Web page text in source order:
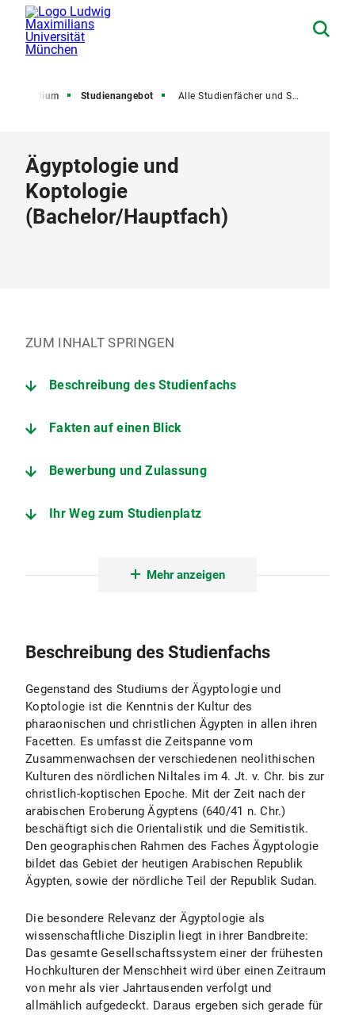
Studium Studienangebot Alle Studienfächer und Studiengänge
Ägyptologie und
Koptologie
(Bachelor/Hauptfach)
ZUM INHALT SPRINGEN
Beschreibung des Studienfachs
Fakten auf einen Blick
Bewerbung und Zulassung
Ihr Weg zum Studienplatz
Institut für Ägyptologie und Koptologie
Fachstudienberatung Institut für Ägyptologie und Koptologie
Zentrale Studienberatung
Prüfungsamt für Geistes- und Sozialwissenschaften
Mehr anzeigen
Beschreibung des Studienfachs
Gegenstand des Studiums der Ägyptologie und
Koptologie ist die Kenntnis der Kultur des
pharaonischen und christlichen Ägypten in allen ihren
Facetten. Es umfasst die Zeitspanne vom
Zusammenwachsen der verschiedenen neolithischen
Kulturen des nördlichen Niltales im 4. Jt. v. Chr. bis zur
christlich-koptischen Epoche. Mit der Zeit nach der
arabischen Eroberung Ägyptens (640/41 n. Chr.)
beschäftigt sich die Orientalistik und die Semitistik.
Den geographischen Rahmen des Faches Ägyptologie
bildet das Gebiet der heutigen Arabischen Republik
Ägypten, sowie der nördliche Teil der Republik Sudan.
Die besondere Relevanz der Ägyptologie als
wissenschaftliche Disziplin liegt in ihrer Bandbreite:
Das gesamte Gesellschaftssystem einer der frühesten
Hochkulturen der Menschheit wird über einen Zeitraum
von mehr als vier Jahrtausenden verfolgt und
allmählich aufgedeckt. Daraus ergeben sich gerade für